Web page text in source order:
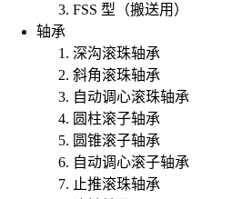
FSS 型（搬送用）
轴承
深沟滚珠轴承
斜角滚珠轴承
自动调心滚珠轴承
圆柱滚子轴承
圆锥滚子轴承
自动调心滚子轴承
止推滚珠轴承